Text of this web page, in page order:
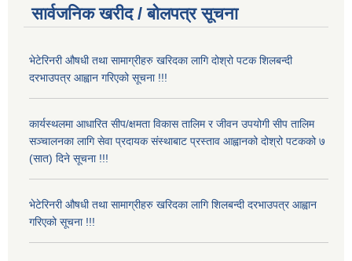
सार्वजनिक खरीद / बोलपत्र सूचना
भेटेरिनरी औषधी तथा सामाग्रीहरु खरिदका लागि दोश्रो पटक शिलबन्दी
दरभाउपत्र आह्वान गरिएको सूचना !!!
कार्यस्थलमा आधारित सीप/क्षमता विकास तालिम र जीवन उपयोगी सीप तालिम
सञ्चालनका लागि सेवा प्रदायक संस्थाबाट प्रस्ताव आह्वानको दोश्रो पटकको ७
(सात) दिने सूचना !!!
भेटेरिनरी औषधी तथा सामाग्रीहरु खरिदका लागि शिलबन्दी दरभाउपत्र आह्वान
गरिएको सूचना !!!